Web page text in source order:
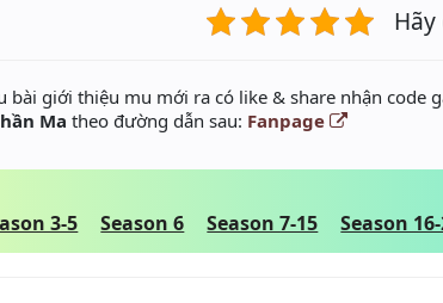
giới thiệu mu mới ra có like & share nhận code
Ma theo đường dẫn sau: Fanpage
3-5 Season 6 Season 7-15 Season